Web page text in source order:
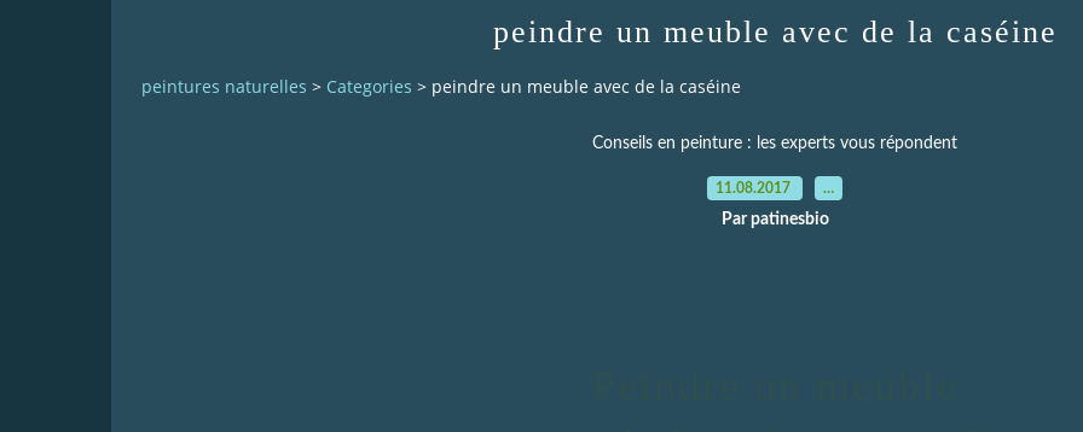
peindre un meuble avec de la caséine
peintures naturelles > Categories > peindre un meuble avec de la caséine
Conseils en peinture : les experts vous répondent
11.08.2017 …
Par patinesbio